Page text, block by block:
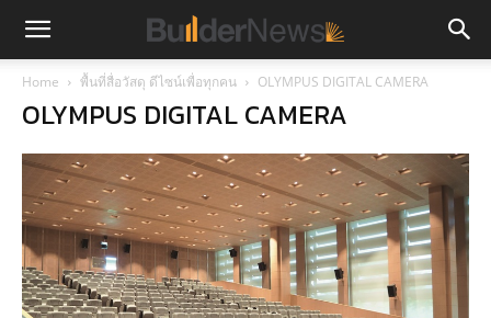
Home พื้นที่สื่อวัสดุ ดีไซน์เพื่อทุกคน OLYMPUS DIGITAL CAMERA
OLYMPUS DIGITAL CAMERA